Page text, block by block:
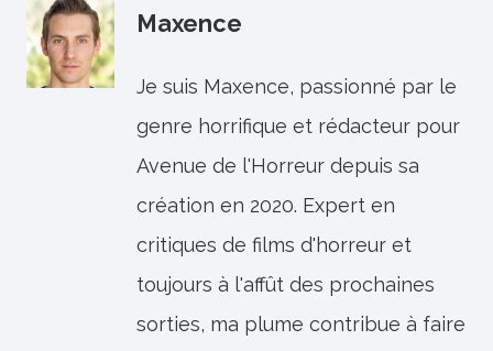
Maxence
Je suis Maxence, passionné par le
genre horrifique et rédacteur pour
Avenue de l'Horreur depuis sa
création en 2020. Expert en
critiques de films d'horreur et
toujours à l'affût des prochaines
sorties, ma plume contribue à faire